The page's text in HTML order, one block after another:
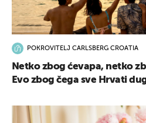
POKROVITELJ CARLSBERG CROATIA
Netko zbog ćevapa, netko
Evo zbog čega sve Hrvati